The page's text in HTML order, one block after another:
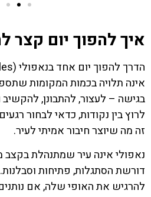
איך להפוך יום קצר
אינה תלויה בכמות המקומות
בגישה – לעצור, להתבונן,
לרוץ בין נקודות, כדאי לבחור
זה מה שיוצר חיבור אמיתי לעיר.
נאפולי אינה עיר שמתנהלת בקצב
דורשת הסתגלות, פתיחות
להרגיש את האופי שלה, אם